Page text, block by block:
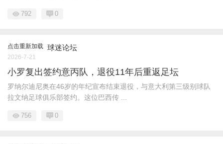
792 0
点击重新加载 球迷论坛
2026-7-21
小罗复出签约意丙队，退役11年后重返足坛
罗纳尔迪尼奥在46岁的年纪宣布结束退役，与意大利第三级别球队
拉文纳足球俱乐部签约。这位巴西传 ...
756 0